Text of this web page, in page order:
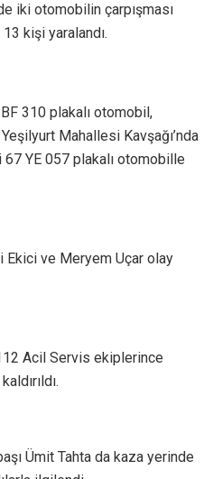
iki otomobilin çarpışması
kişi yaralandı.
310 plakalı otomobil,
Mahallesi Kavşağı’nda
YE 057 plakalı otomobille
Ekici ve Meryem Uçar olay
Acil Servis ekiplerince
Ümit Tahta da kaza yerinde